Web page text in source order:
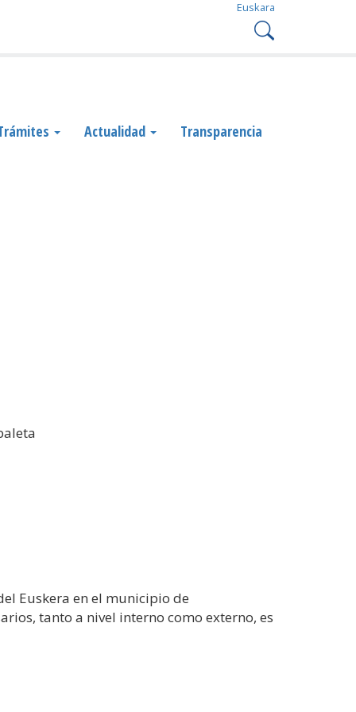
Euskara
Actualidad Transparencia
Euskera en el municipio de
tanto a nivel interno como externo, es